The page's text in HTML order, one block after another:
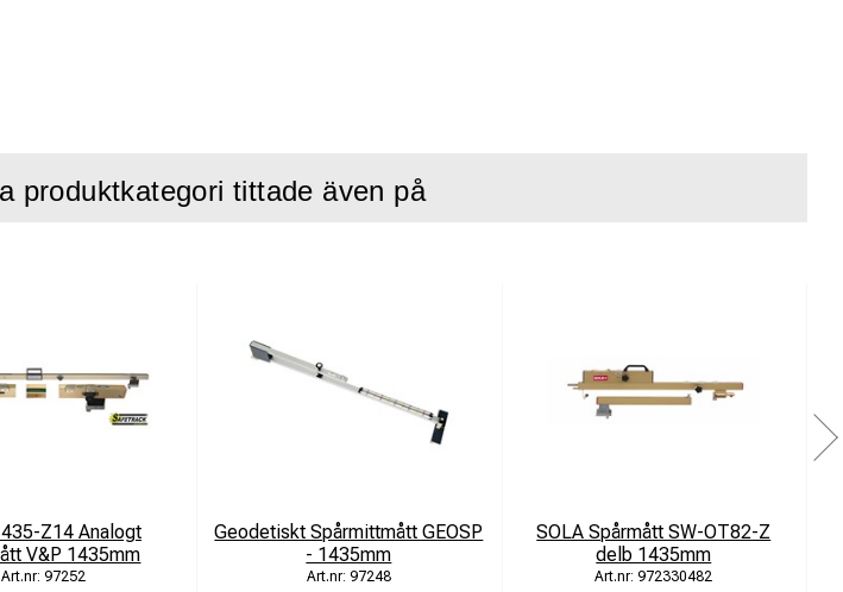
produktkategori tittade även på
Z14 Analogt
V&P 1435mm
97252
Geodetiskt Spårmittmått GEOSP
- 1435mm
97248
SOLA Spårmått SW-OT82-Z
delb 1435mm
972330482